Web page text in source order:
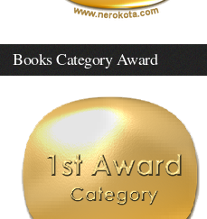
Books Category Award